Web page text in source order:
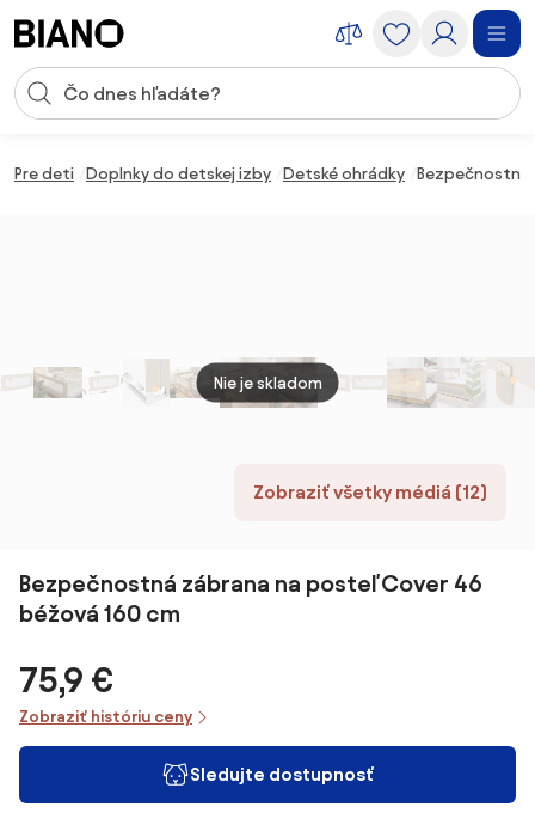
Vstup pre vyhľadávanie
Pre deti Doplnky do detskej izby Detské ohrádky Bezpečnostná
Zobraziť všetky médiá (12)
Nie je skladom
Bezpečnostná zábrana na posteľ Cover 46
béžová 160 cm
75,9 €
Zobraziť históriu ceny
Sledujte dostupnosť